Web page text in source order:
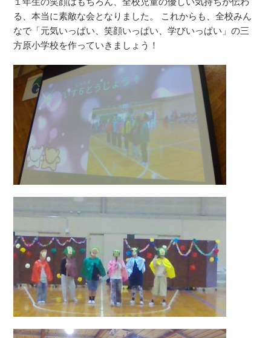
る、本当に素敵な会となりました。 これからも、全校みん
なで「元気いっぱい、笑顔いっぱい、学びいっぱい」の三
方原小学校を作っていきましょう！